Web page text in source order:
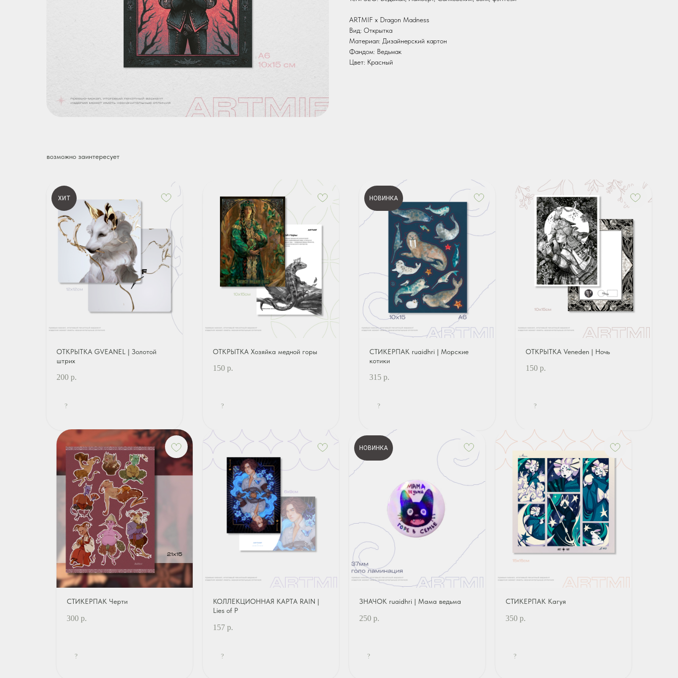
ARTMIF х Dragon Madness
Вид: Открытка
Материал: Дизайнерский картон
Фандом: Ведьмак
Цвет: Красный
возможно заинтересует
ХИТ
ОТКРЫТКА GVEANEL | Золотой
штрих
200 р.
?
ОТКРЫТКА Хозяйка медной горы
150 р.
?
НОВИНКА
СТИКЕРПАК ruaidhri | Морские
котики
315 р.
?
ОТКРЫТКА Veneden | Ночь
150 р.
?
СТИКЕРПАК Черти
300 р.
?
КОЛЛЕКЦИОННАЯ КАРТА RAIN |
Lies of P
157 р.
?
НОВИНКА
ЗНАЧОК ruaidhri | Мама ведьма
250 р.
?
СТИКЕРПАК Кагуя
350 р.
?